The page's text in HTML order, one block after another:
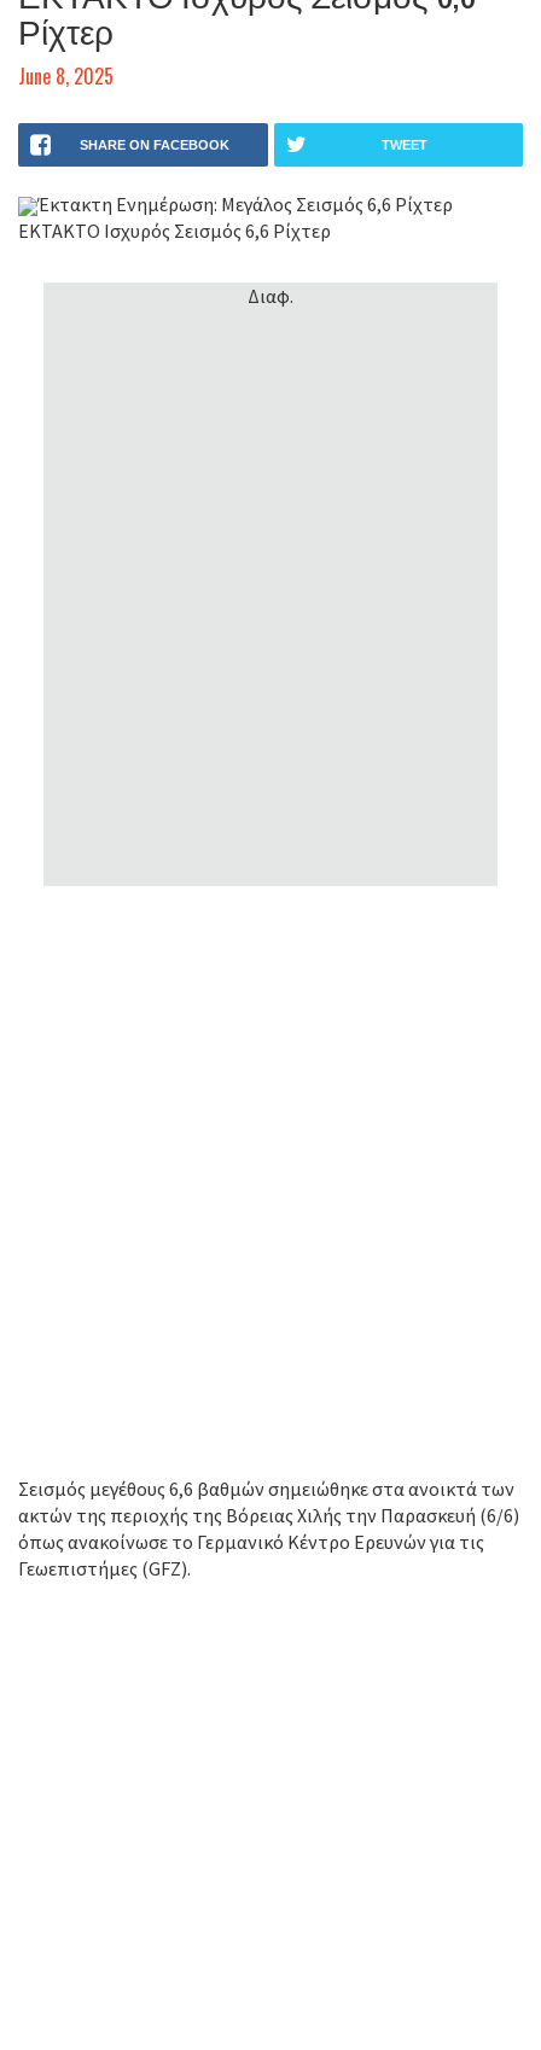
Ρίχτερ
June 8, 2025
SHARE ON FACEBOOK TWEET
Έκτακτη Ενημέρωση: Μεγάλος Σεισμός 6,6 Ρίχτερ
ΕΚΤΑΚΤΟ Ισχυρός Σεισμός 6,6 Ρίχτερ
Διαφ.
Σεισμός μεγέθους 6,6 βαθμών σημειώθηκε στα ανοικτά των
ακτών της περιοχής της Bόρειας Χιλής την Παρασκευή (6/6)
όπως ανακοίνωσε το Γερμανικό Κέντρο Ερευνών για τις
Γεωεπιστήμες (GFZ).